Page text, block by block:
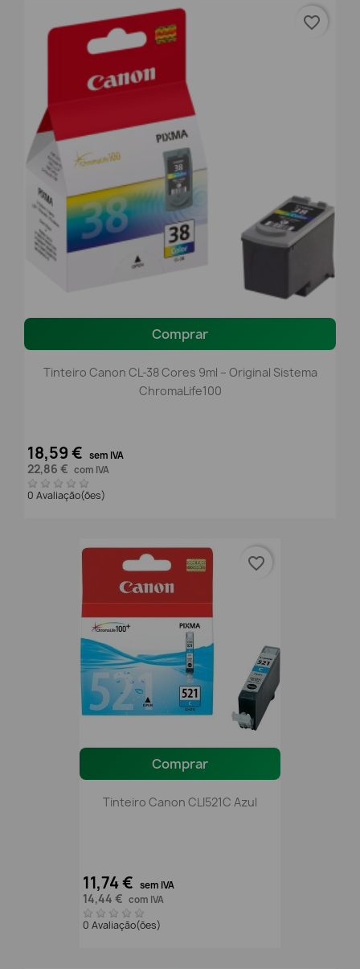
Comprar
Tinteiro Canon CL-38 Cores 9ml – Original Sistema
ChromaLife100
18,59 € sem IVA
22,86 € com IVA
0 Avaliação(ões)
favorite_border
Comprar
Tinteiro Canon CLI521C Azul
11,74 € sem IVA
14,44 € com IVA
0 Avaliação(ões)
favorite_border